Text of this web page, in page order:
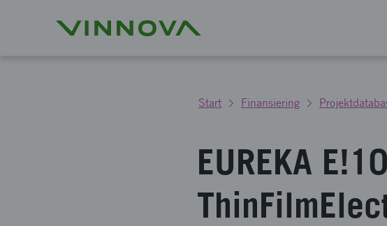
Start Finansiering
EUREKA